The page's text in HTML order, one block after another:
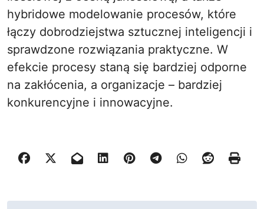
hybridowe modelowanie procesów, które
łączy dobrodziejstwa sztucznej inteligencji i
sprawdzone rozwiązania praktyczne. W
efekcie procesy staną się bardziej odporne
na zakłócenia, a organizacje – bardziej
konkurencyjne i innowacyjne.